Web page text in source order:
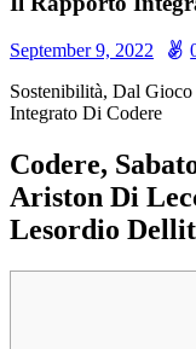
September 9, 2022
Sostenibilità, Dal
Integrato Di Codere
Codere,
Ariston Di
Lesordio